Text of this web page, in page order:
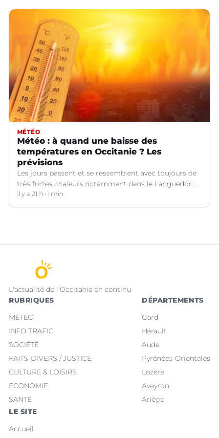
MÉTÉO
Météo : à quand une baisse des
températures en Occitanie ? Les
prévisions
Les jours passent et se ressemblent avec toujours de
très fortes chaleurs notamment dans le Languedoc.
Jusqu’à quand ?
il y a 21 h 1 min
L'actualité de l'Occitanie en continu
RUBRIQUES
MÉTÉO
INFO TRAFIC
SOCIÉTÉ
FAITS-DIVERS / JUSTICE
CULTURE & LOISIRS
ECONOMIE
SANTÉ
DÉPARTEMENTS
Gard
Hérault
Aude
Pyrénées-Orientales
Lozère
Aveyron
Ariège
LE SITE
Accueil